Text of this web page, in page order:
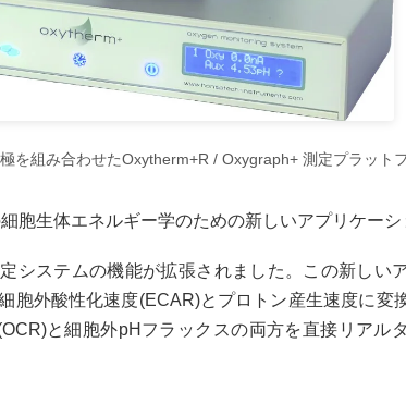
を組み合わせたOxytherm+R / Oxygraph+ 測定プラット
胞生体エネルギー学のための新しいアプリケーシ
システムの機能が拡張されました。この新しい
胞外酸性化速度(ECAR)とプロトン産生速度に変
と細胞外pHフラックスの両方を直接リアル